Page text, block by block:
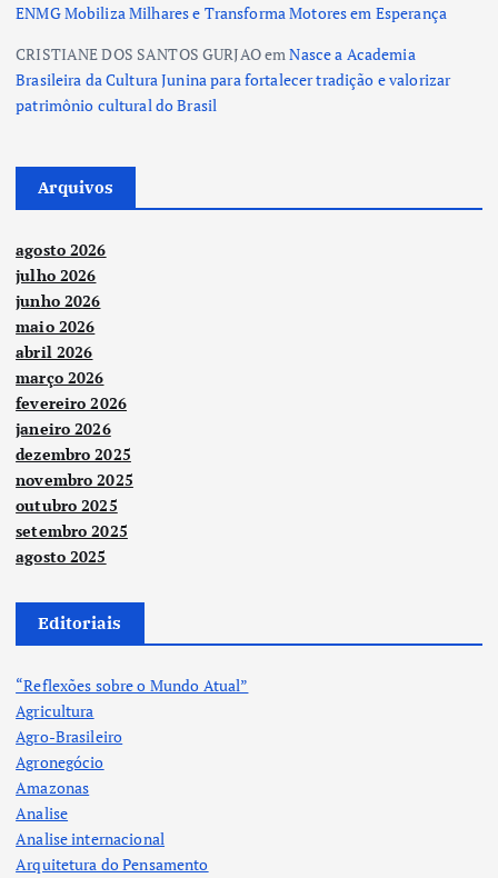
ENMG Mobiliza Milhares e Transforma Motores em Esperança
CRISTIANE DOS SANTOS GURJAOemNasce a Academia
Brasileira da Cultura Junina para fortalecer tradição e valorizar
patrimônio cultural do Brasil
Arquivos
agosto 2026
julho 2026
junho 2026
maio 2026
abril 2026
março 2026
fevereiro 2026
janeiro 2026
dezembro 2025
novembro 2025
outubro 2025
setembro 2025
agosto 2025
Editoriais
“Reflexões sobre o Mundo Atual”
Agricultura
Agro-Brasileiro
Agronegócio
Amazonas
Analise
Analise internacional
Arquitetura do Pensamento